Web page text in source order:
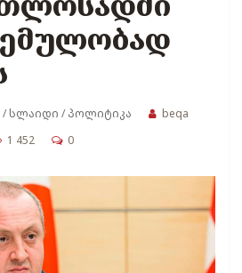
/სლაიდი /პოლიტიკა
beqa
1 452 0